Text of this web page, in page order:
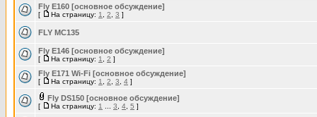
Fly E160 [основное обсуждение]
[ На страницу: 1 2 3 ]
FLY MC135
Fly E146 [основное обсуждение]
[ На страницу: 1 2 ]
Fly E171 Wi-Fi [основное обсуждение]
[ На страницу: 1 2 3 4 ]
Fly DS150 [основное обсуждение]
[ На страницу: 1 3 4 5 ]